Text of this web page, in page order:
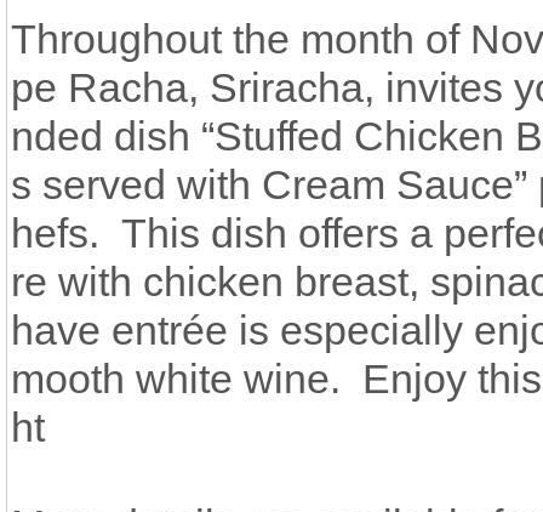
Throughout the month of
pe Racha, Sriracha, invites
nded dish “Stuffed Chicken
s served with Cream
hefs. This dish offers a
re with chicken breast,
have entrée is especially
mooth white wine. Enjoy
ht